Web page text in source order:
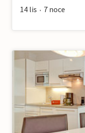
14 lis • 7 noce